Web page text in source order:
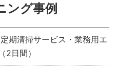
ング事例
期清掃サービス・業務用エ
2日間）